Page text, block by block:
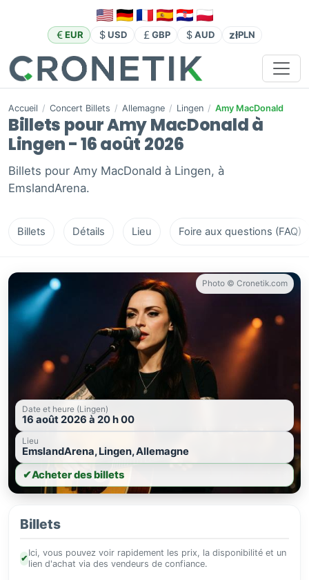
EUR USD GBP AUD złPLN
Accueil / Concert Billets / Allemagne / Lingen / Amy MacDonald
Billets pour Amy MacDonald à
Lingen - 16 août 2026
Billets pour Amy MacDonald à Lingen, à
EmslandArena.
Billets Détails Lieu Foire aux questions (FAQ)
Photo © Cronetik.com
Date et heure (Lingen)
16 août 2026 à 20 h 00
Lieu
EmslandArena, Lingen, Allemagne
✔Acheter des billets
Billets
✔
Ici, vous pouvez voir rapidement les prix, la disponibilité et un
lien d'achat via des vendeurs de confiance.